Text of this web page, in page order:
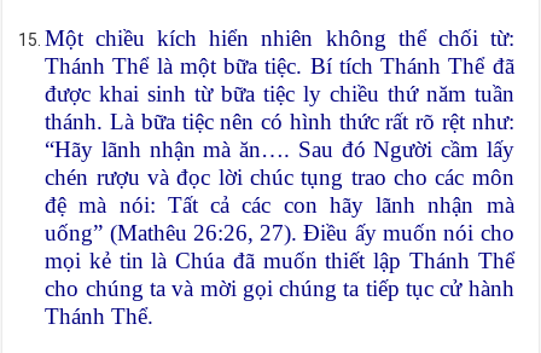
Một chiều kích hiển nhiên không thể chối từ:
Thánh Thể là một bữa tiệc. Bí tích Thánh Thể đã
được khai sinh từ bữa tiệc ly chiều thứ năm tuần
thánh. Là bữa tiệc nên có hình thức rất rõ rệt như:
“Hãy lãnh nhận mà ăn…. Sau đó Người cầm lấy
chén rượu và đọc lời chúc tụng trao cho các môn
đệ mà nói: Tất cả các con hãy lãnh nhận mà
uống” (Mathêu 26:26, 27). Điều ấy muốn nói cho
mọi kẻ tin là Chúa đã muốn thiết lập Thánh Thể
cho chúng ta và mời gọi chúng ta tiếp tục cử hành
Thánh Thể.